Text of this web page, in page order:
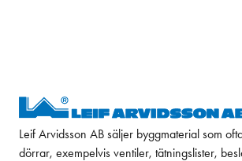
Leif Arvidsson AB säljer byggmaterial som
dörrar, exempelvis ventiler, tätningslister,